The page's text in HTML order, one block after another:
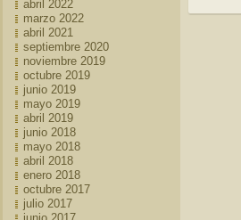
abril 2022
marzo 2022
abril 2021
septiembre 2020
noviembre 2019
octubre 2019
junio 2019
mayo 2019
abril 2019
junio 2018
mayo 2018
abril 2018
enero 2018
octubre 2017
julio 2017